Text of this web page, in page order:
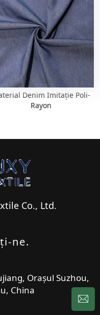
Denim Imitație Poli-
Rayon
Co., Ltd.
ne.
Orașul Suzhou,
China